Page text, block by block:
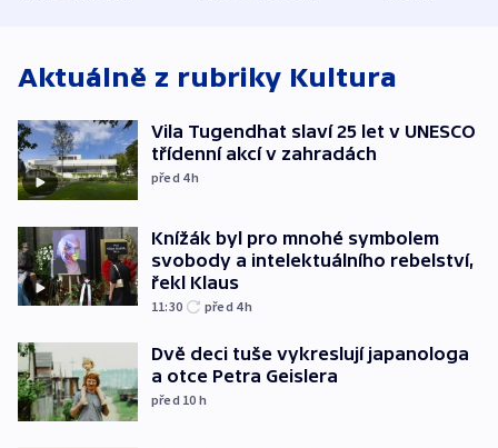
Aktuálně z rubriky Kultura
Vila Tugendhat slaví 25 let v UNESCO
třídenní akcí v zahradách
před 4h
Knížák byl pro mnohé symbolem
svobody a intelektuálního rebelství,
řekl Klaus
11:30 před 4h
Dvě deci tuše vykreslují japanologa
a otce Petra Geislera
před 10 h